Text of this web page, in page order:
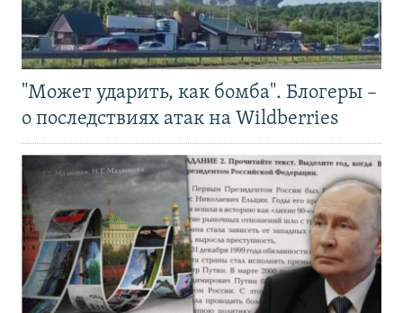
"Может ударить, как бомба". Блогеры –
о последствиях атак на Wildberries